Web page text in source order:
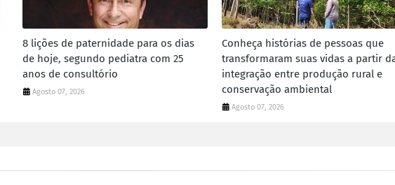
8 lições de paternidade para os dias
de hoje, segundo pediatra com 25
anos de consultório
Agosto 07, 2026
Conheça histórias de pessoas que
transformaram suas vidas a partir
integração entre produção rural e
conservação ambiental
Agosto 07, 2026